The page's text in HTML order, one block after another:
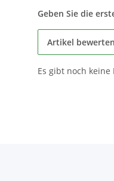
Geben Sie die
Artikel bewerten
Es gibt noch